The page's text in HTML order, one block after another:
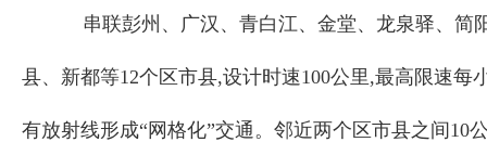
串联彭州、广汉、青白江、金堂、龙泉驿、简
县、新都等12个区市县,设计时速100公里,最高限速每
有放射线形成“网格化”交通。邻近两个区市县之间10